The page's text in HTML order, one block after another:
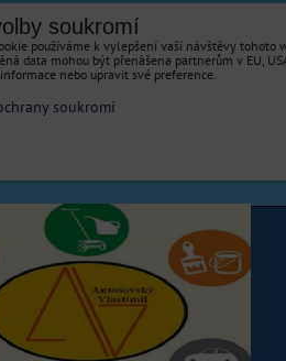
soukromí
používáme k vylepšení vaší návštěvy
data mohou být přenášena partnerům v EU,
nebo upravit své preference.
soukromí